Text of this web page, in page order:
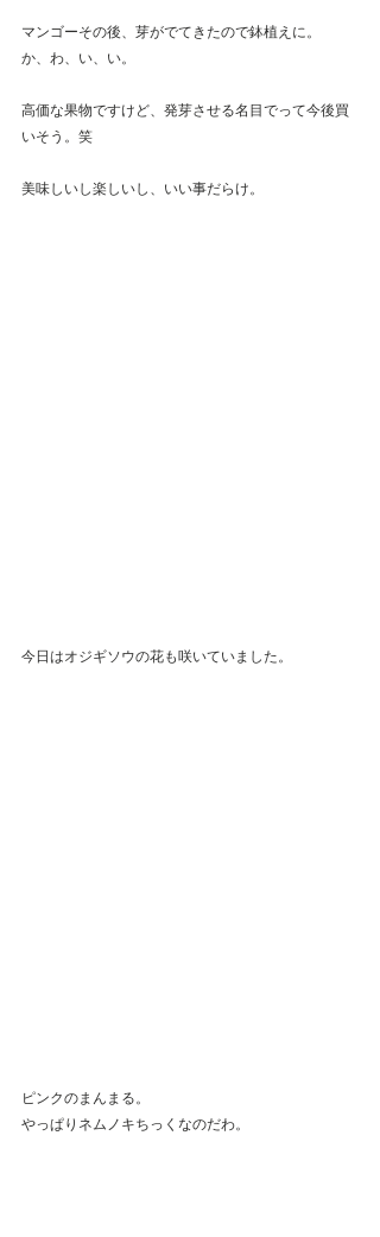
マンゴーその後、芽がでてきたので鉢植えに。
か、わ、い、い。
高価な果物ですけど、発芽させる名目でって今後買
いそう。笑
美味しいし楽しいし、いい事だらけ。
今日はオジギソウの花も咲いていました。
ピンクのまんまる。
やっぱりネムノキちっくなのだわ。